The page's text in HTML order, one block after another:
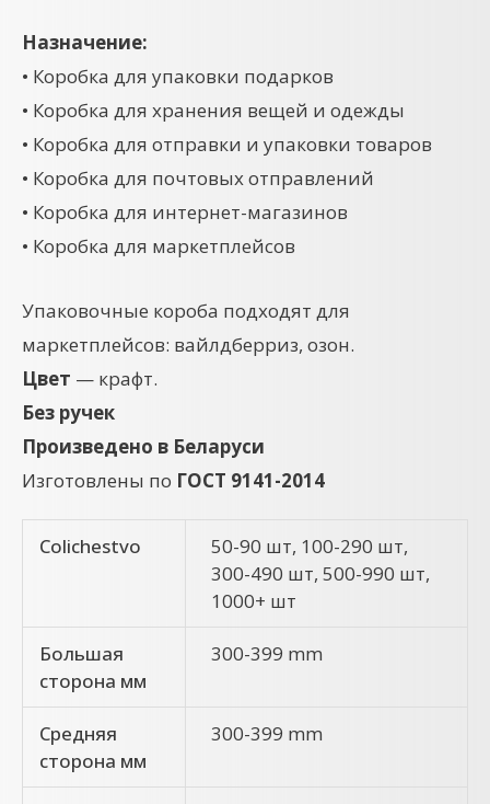
Назначение:
• Коробка для упаковки подарков
• Коробка для хранения вещей и одежды
• Коробка для отправки и упаковки товаров
• Коробка для почтовых отправлений
• Коробка для интернет-магазинов
• Коробка для маркетплейсов
Упаковочные короба подходят для
маркетплейсов: вайлдберриз, озон.
Цвет — крафт.
Без ручек
Произведено в Беларуси
Изготовлены по ГОСТ 9141-2014
Colichestvo
50-90 шт, 100-290 шт,
300-490 шт, 500-990 шт,
1000+ шт
Большая
сторона мм
300-399 mm
Средняя
сторона мм
300-399 mm